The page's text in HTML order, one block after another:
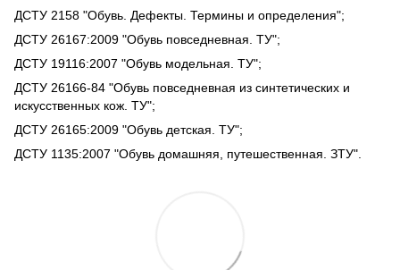
ДСТУ 2158 "Обувь. Дефекты. Термины и определения";
ДСТУ 26167:2009 "Обувь повседневная. ТУ";
ДСТУ 19116:2007 "Обувь модельная. ТУ";
ДСТУ 26166-84 "Обувь повседневная из синтетических и
искусственных кож. ТУ";
ДСТУ 26165:2009 "Обувь детская. ТУ";
ДСТУ 1135:2007 "Обувь домашняя, путешественная. ЗТУ".